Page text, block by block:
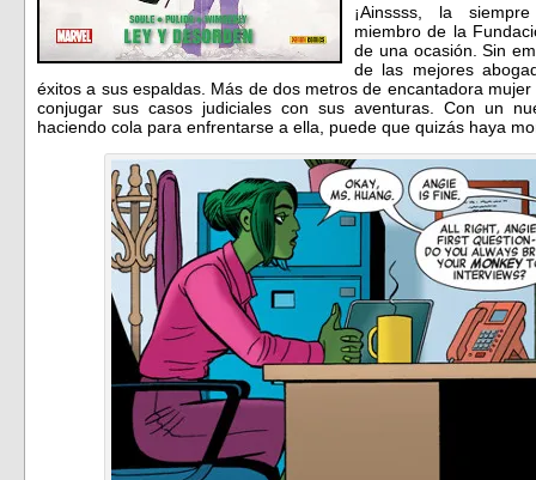
¡Ainssss, la
miembro de la
de una ocasión. Sin
de las mejores
éxitos a sus espaldas. Más de dos metros de encantadora
conjugar sus casos judiciales con sus aventuras. Con un
haciendo cola para enfrentarse a ella, puede que quizás haya